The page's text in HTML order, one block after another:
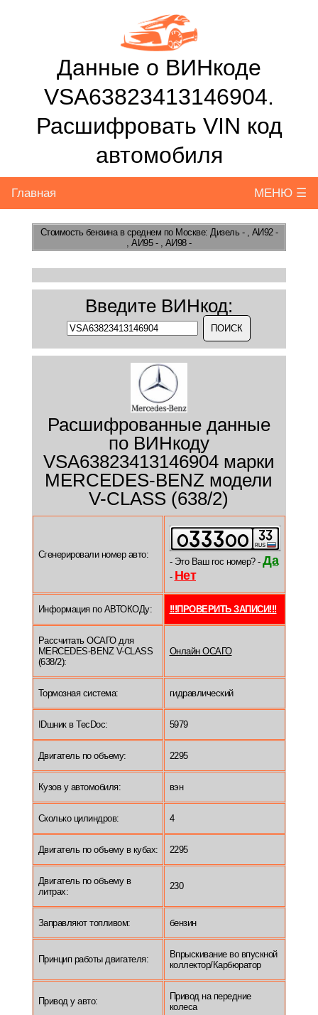
Данные о ВИНкоде
VSA63823413146904.
Расшифровать VIN код
автомобиля
Главная МЕНЮ ☰
Стоимость бензинав среднем по Москве: Дизель - , АИ92 -
, АИ95 - , АИ98 -
Введите ВИНкод:
Расшифрованные данные
по ВИНкоду
VSA63823413146904 марки
MERCEDES-BENZ модели
V-CLASS (638/2)
Сгенерировали номер авто:
- Это Ваш гос номер? - Да
- Нет
Информация по АВТОКОДу: !!!ПРОВЕРИТЬ ЗАПИСИ!!!
Рассчитать ОСАГО для
MERCEDES-BENZ V-CLASS
(638/2):
Онлайн ОСАГО
Тормозная система: гидравлический
IDшник в TecDoc: 5979
Двигатель по объему: 2295
Кузов у автомобиля: вэн
Сколько цилиндров: 4
Двигатель по объему в кубах: 2295
Двигатель по объему в
литрах:
230
Заправляют топливом: бензин
Принцип работы двигателя:
Впрыскивание во впускной
коллектор/Карбюратор
Привод у авто:
Привод на передние
колеса